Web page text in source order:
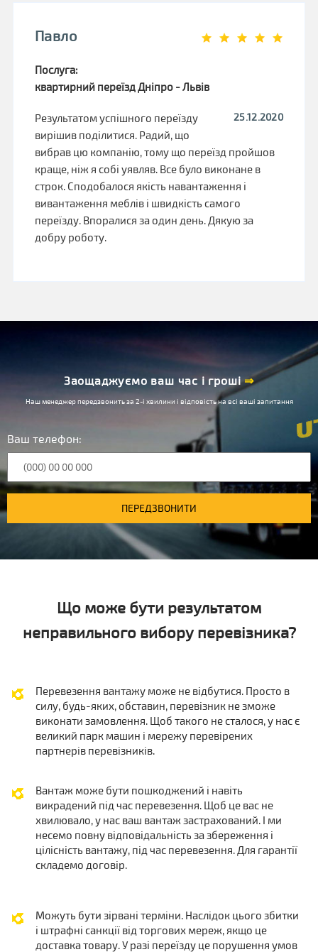
Павло
Послуга:
квартирний переїзд Дніпро - Львів
25.12.2020
Результатом успішного переїзду
вирішив поділитися. Радий, що
вибрав цю компанію, тому що переїзд пройшов
краще, ніж я собі уявляв. Все було виконане в
строк. Сподобалося якість навантаження і
вивантаження меблів і швидкість самого
переїзду. Впоралися за один день. Дякую за
добру роботу.
Заощаджуємо ваш час і гроші⇒
Наш менеджер передзвонить за 2-і хвилини і відповість на всі ваші запитання
Ваш телефон:
ПЕРЕДЗВОНИТИ
Що може бути результатом
неправильного вибору перевізника?
Перевезення вантажу може не відбутися. Просто в
силу, будь-яких, обставин, перевізник не зможе
виконати замовлення. Щоб такого не сталося, у нас є
великий парк машин і мережу перевірених
партнерів перевізників.
Вантаж може бути пошкоджений і навіть
викрадений під час перевезення. Щоб це вас не
хвилювало, у нас ваш вантаж застрахований. І ми
несемо повну відповідальність за збереження і
цілісність вантажу, під час перевезення. Для гарантії
складемо договір.
Можуть бути зірвані терміни. Наслідок цього збитки
і штрафні санкції від торгових мереж, якщо це
доставка товару. У разі переїзду це порушення умов